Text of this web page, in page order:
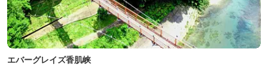
エバーグレイズ香肌峡